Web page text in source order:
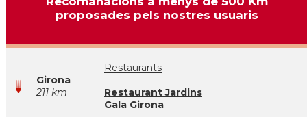
proposades pels nostres usuaris
Girona
211 km
Restaurants
Restaurant Jardins
Gala Girona